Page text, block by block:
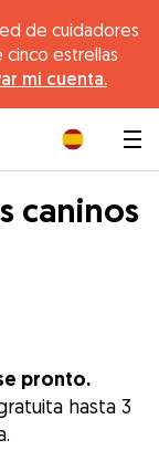
de cuidadores
estrellas
mi cuenta.
caninos
pronto.
hasta 3